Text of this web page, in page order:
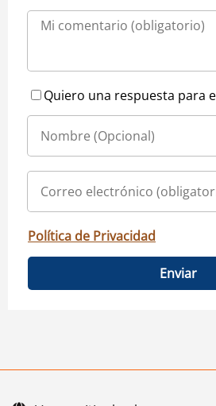
Quiero una respuesta para
Política de Privacidad
Enviar